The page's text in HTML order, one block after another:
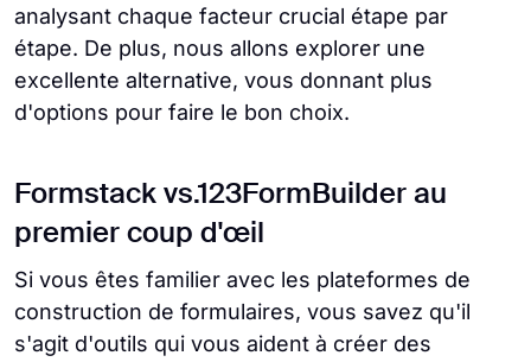
analysant chaque facteur crucial étape par
étape. De plus, nous allons explorer une
excellente alternative, vous donnant plus
d'options pour faire le bon choix.
Formstack vs.123FormBuilder au
premier coup d'œil
Si vous êtes familier avec les plateformes de
construction de formulaires, vous savez qu'il
s'agit d'outils qui vous aident à créer des